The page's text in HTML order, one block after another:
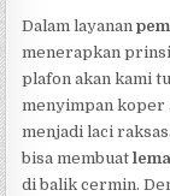
Dalam layanan
menerapkan
plafon akan kami
menyimpan koper
menjadi laci
bisa membuat
di balik cermin.